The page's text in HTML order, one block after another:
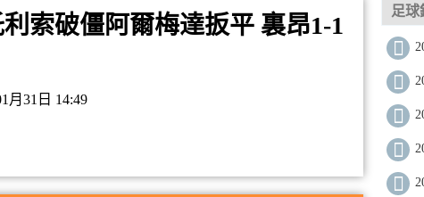
索破僵阿爾梅達扳平 裏昂1-1
31日 14:49
足球